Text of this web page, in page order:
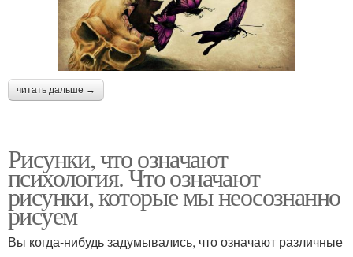
читать дальше →
Рисунки, что означают
психология. Что означают
рисунки, которые мы неосознанно
рисуем
Вы когда-нибудь задумывались, что означают различные